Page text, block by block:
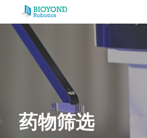
Skip
药物筛选